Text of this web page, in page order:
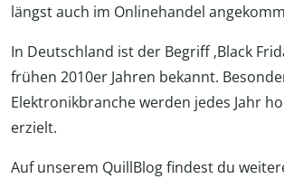
längst auch im Onlinehandel
In Deutschland ist der Begriff ‚Black
frühen 2010er Jahren bekannt.
Elektronikbranche werden jedes Jahr
erzielt.
Auf unserem QuillBlog findest du